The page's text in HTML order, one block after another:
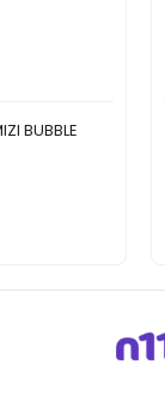
FABER BAŞLIK KALEMİ KIRMIZI BUBBLE